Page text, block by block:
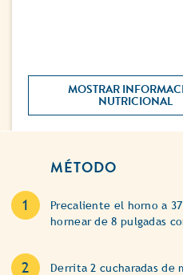
MOSTRAR
NUTRICIONAL
MÉTODO
Precaliente el horno a
hornear de 8 pulgadas
Derrita 2 cucharadas de